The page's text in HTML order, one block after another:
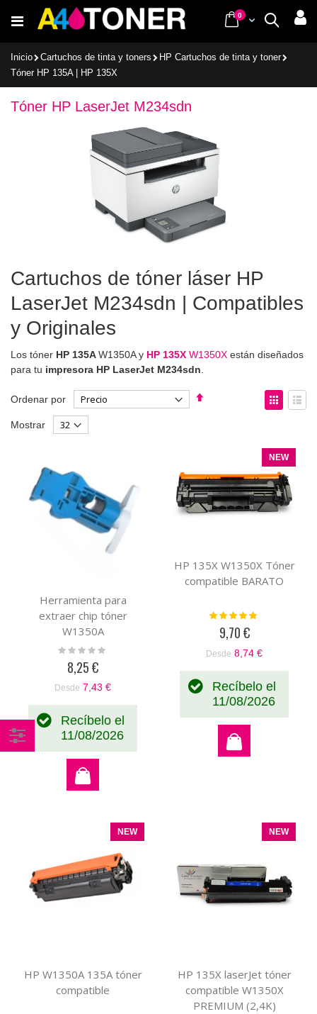
al
Buscar
Cart
0items
Inicio Cartuchos de tinta y toners
HP Cartuchos de tinta y toner
Tóner HP 135A | HP 135X
Tóner HP LaserJet M234sdn
Cartuchos de tóner láser HP
LaserJet M234sdn | Compatibles
y Originales
Los tóner HP 135AW1350A y HP 135X W1350X están diseñados
para tu impresora HP LaserJet M234sdn
Ordenar por
Fijar
Ver
como
Mostrar
Herramienta para
extraer chip tóner
W1350A
Rating:
8,25 €
Desde 7,43 €
Recíbelo el
11/08/2026
NEW
HP 135X W1350X Tóner
compatible BARATO
Valoración:
9,70 €
Desde 8,74 €
Recíbelo el
11/08/2026
NEW
HP W1350A 135A tóner
compatible
NEW
HP 135X laserJet tóner
compatible W1350X
PREMIUM (2,4K)
Comprar